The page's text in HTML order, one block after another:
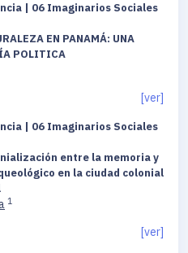
| 06 Imaginarios Sociales
EN PANAMÁ: UNA
POLITICA
[ver]
| 06 Imaginarios Sociales
entre la memoria y
en la ciudad colonial
1
[ver]